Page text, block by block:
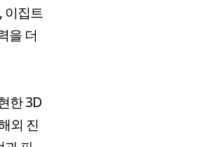
이집트
을 더
한 3D
외 진